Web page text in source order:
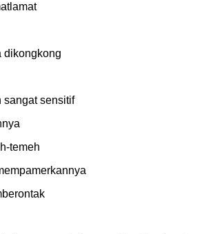
dikongkong
sangat sensitif
temeh